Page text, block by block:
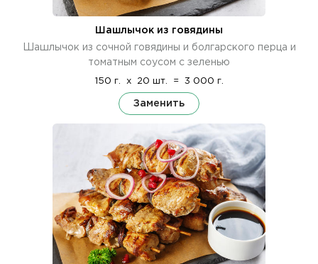
Шашлычок из говядины
Шашлычок из сочной говядины и болгарского перца и
томатным соусом с зеленью
150 г. x 20 шт. = 3 000 г.
Заменить